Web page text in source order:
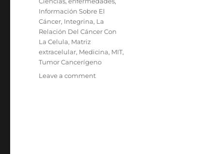
Información Sobre El
Cáncer, Integrina, La
Relación Del Cáncer Con
La Celula, Matriz
extracelular, Medicina, MIT,
Tumor Cancerígeno
Leave a commenton